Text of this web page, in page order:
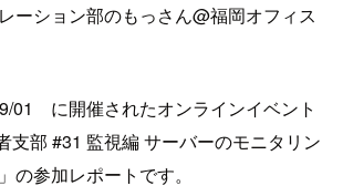
ーション部のもっさん@福岡オフィス
01 に開催されたオンラインイベント
支部 #31 監視編 サーバーのモニタリン
の参加レポートです。